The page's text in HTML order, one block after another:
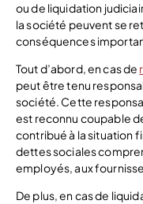
ou de liquidation
la société peuvent se
conséquences
Tout d’abord, en cas de
peut être tenu
société. Cette
est reconnu coupable
contribué à la situation
dettes sociales
employés, aux
De plus, en cas de